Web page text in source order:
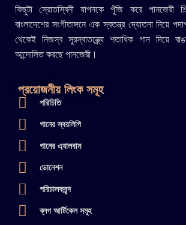
কিছুটা স্রোতস্বিনী যাপনকে পুঁজি করে পানজেরী
বাংলাদেশের সংগীতাঙ্গনে এক স্বতন্ত্র দ্যোতনা নিয়ে
থেকেই নিজস্ব সুরস্বাতন্ত্র্যে শতাধিক গান দিয়ে
আন্দোলিত করছে পানজেরী।
প্রয়োজনীয় লিংক সমূহ
পরিচিতি
গানের স্বরলিপি
গানের এ্যালবাম
ডোনেশন
পরিচালকবৃন্দ
ব্লগ আর্টিকেল সমূহ